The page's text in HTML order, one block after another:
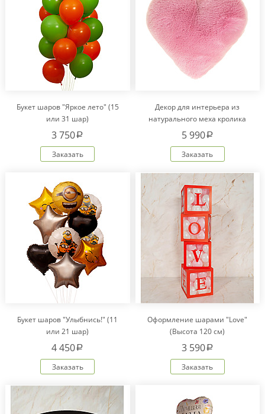
Букет шаров "Яркое лето" (15
или 31 шар)
3 750a
Заказать
Декор для интерьера из
натурального меха кролика
Рекс "Сердце" IM20601
5 990a
Заказать
Букет шаров "Улыбнись!" (11
или 21 шар)
4 450a
Заказать
Оформление шарами "Love"
(Высота 120 см)
3 590a
Заказать